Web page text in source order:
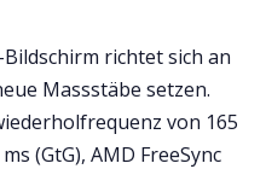
richtet sich an
Massstäbe setzen.
von 165
(GtG), AMD FreeSync